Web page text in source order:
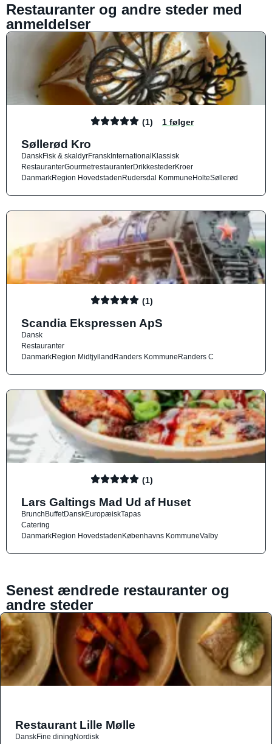
Restauranter og andre steder med
anmeldelser
(1) 1 følger
Søllerød Kro
DanskFisk & skaldyrFranskInternationalKlassisk
RestauranterGourmetrestauranterDrikkestederKroer
DanmarkRegion HovedstadenRudersdal KommuneHolteSøllerød
(1)
Scandia Ekspressen ApS
Dansk
Restauranter
DanmarkRegion MidtjyllandRanders KommuneRanders C
(1)
Lars Galtings Mad Ud af Huset
BrunchBuffetDanskEuropæiskTapas
Catering
DanmarkRegion HovedstadenKøbenhavns KommuneValby
Senest ændrede restauranter og
andre steder
Restaurant Lille Mølle
DanskFine diningNordisk